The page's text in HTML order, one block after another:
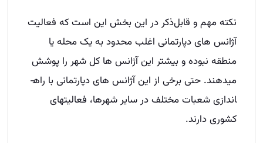
نکته مهم و قابل‌ذکر در این بخش این است که فعالیت
آژانس­ های دپارتمانی اغلب محدود به یک محله یا
منطقه نبوده و بیشتر این آژانس­ ها کل شهر را پوشش
می­دهند. حتی برخی از این آژانس ­های دپارتمانی با راه­
اندازی شعبات مختلف در سایر شهرها، فعالیت­های
کشوری دارند.